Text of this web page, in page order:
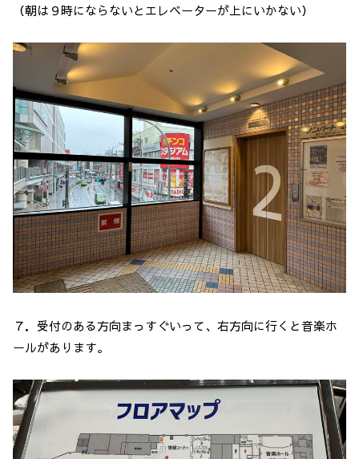
（朝は９時にならないとエレベーターが上にいかない）
７．受付のある方向まっすぐいって、右方向に行くと音楽ホ
ールがあります。